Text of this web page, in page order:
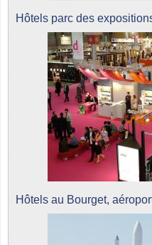
Hôtels parc des
Hôtels au Bourget,